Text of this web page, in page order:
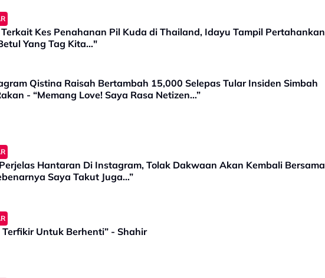
Kes Penahanan Pil Kuda di Thailand, Idayu Tampil Pertahankan
Yang Tag Kita…"
Qistina Raisah Bertambah 15,000 Selepas Tular Insiden Simbah
- “Memang Love! Saya Rasa Netizen…”
Hantaran Di Instagram, Tolak Dakwaan Akan Kembali Bersama
Saya Takut Juga…”
Terfikir Untuk Berhenti” - Shahir